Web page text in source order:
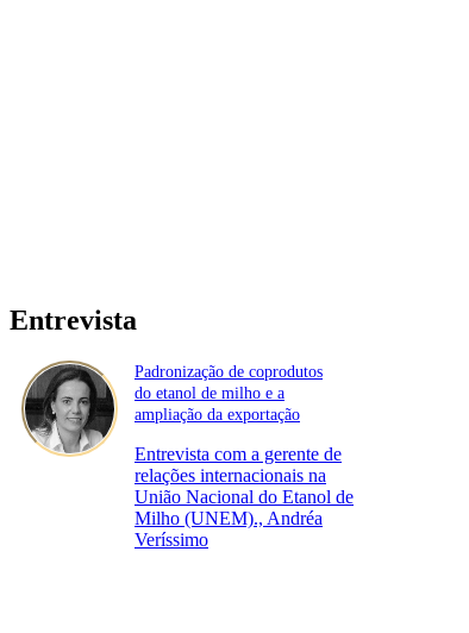
Entrevista
Padronização de coprodutos
do etanol de milho e a
ampliação da exportação
Entrevista com a gerente de
relações internacionais na
União Nacional do Etanol de
Milho (UNEM)., Andréa
Veríssimo